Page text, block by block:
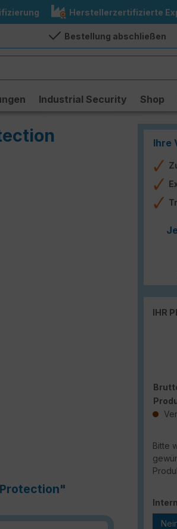
Herstellerzertifizierte
Bestellung abschließen
Industrial Security Shop
Ihre
IHR
Bitte